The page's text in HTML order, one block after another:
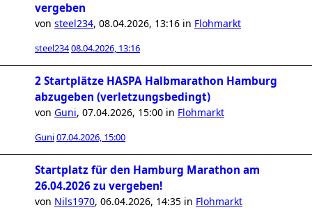
vergeben
von steel234, 08.04.2026, 13:16 in Flohmarkt
steel23408.04.2026, 13:16
2 Startplätze HASPA Halbmarathon Hamburg
abzugeben (verletzungsbedingt)
von Guni, 07.04.2026, 15:00 in Flohmarkt
Guni07.04.2026, 15:00
Startplatz für den Hamburg Marathon am
26.04.2026 zu vergeben!
von Nils1970, 06.04.2026, 14:35 in Flohmarkt